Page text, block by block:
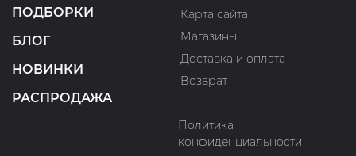
ПОДБОРКИ
БЛОГ
НОВИНКИ
РАСПРОДАЖА
Карта сайта
Магазины
Доставка и оплата
Возврат
Политика
конфиденциальности